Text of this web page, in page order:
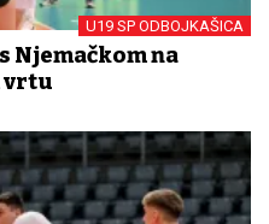
U19 SP ODBOJKAŠICA
na
vrtu